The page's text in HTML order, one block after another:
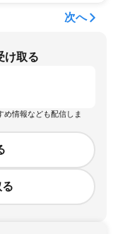
次へ
け取る
め情報なども配信しま